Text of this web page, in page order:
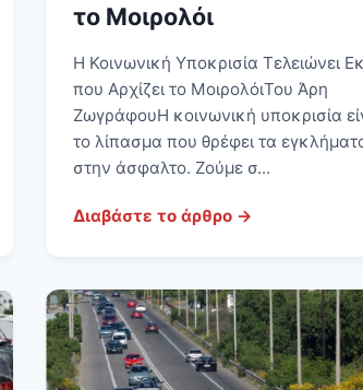
το Μοιρολόι
Η Κοινωνική Υποκρισία Τελειώνει
που Αρχίζει το ΜοιρολόιΤου Άρη
ΖωγράφουΗ κοινωνική υποκρισία
το λίπασμα που θρέφει τα
στην άσφαλτο. Ζούμε σ...
Διαβάστε το άρθρο →